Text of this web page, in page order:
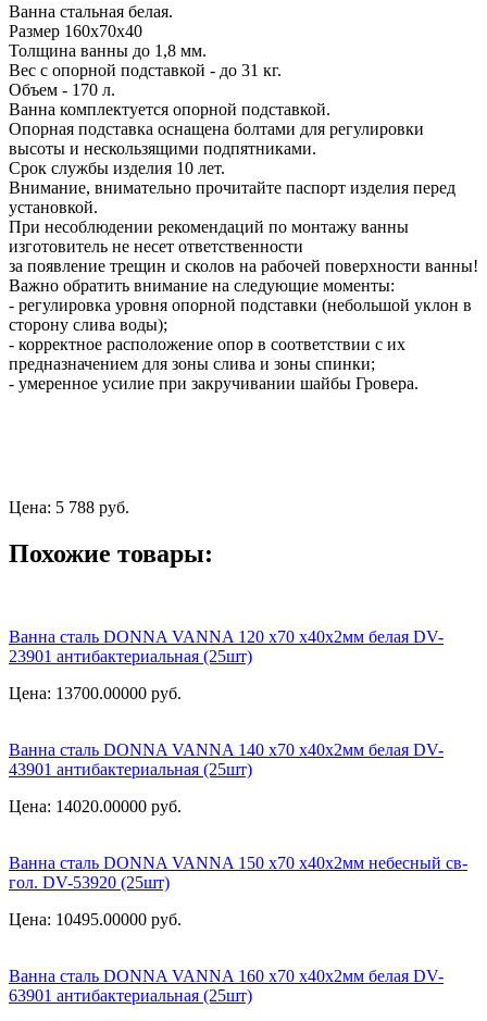
Ванна стальная белая.
Размер 160х70х40
Толщина ванны до 1,8 мм.
Вес с опорной подставкой - до 31 кг.
Объем - 170 л.
Ванна комплектуется опорной подставкой.
Опорная подставка оснащена болтами для регулировки
высоты и нескользящими подпятниками.
Срок службы изделия 10 лет.
Внимание, внимательно прочитайте паспорт изделия перед
установкой.
При несоблюдении рекомендаций по монтажу ванны
изготовитель не несет ответственности
за появление трещин и сколов на рабочей поверхности ванны!
Важно обратить внимание на следующие моменты:
- регулировка уровня опорной подставки (небольшой уклон в
сторону слива воды);
- корректное расположение опор в соответствии с их
предназначением для зоны слива и зоны спинки;
- умеренное усилие при закручивании шайбы Гровера.
Цена: 5 788 руб.
Похожие товары:
Ванна сталь DONNA VANNA 120 x70 х40х2мм белая DV-
23901 антибактериальная (25шт)
Цена: 13700.00000 руб.
Ванна сталь DONNA VANNA 140 x70 х40х2мм белая DV-
43901 антибактериальная (25шт)
Цена: 14020.00000 руб.
Ванна сталь DONNA VANNA 150 x70 х40х2мм небесный св-
гол. DV-53920 (25шт)
Цена: 10495.00000 руб.
Ванна сталь DONNA VANNA 160 x70 х40х2мм белая DV-
63901 антибактериальная (25шт)